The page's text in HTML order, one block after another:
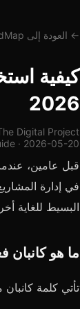
← العودة إلى SmallMindMap
كيفية
2026
Digital Project
· 2026-05-20
قبل عامين،
في إدارة
البسيط للغاية
ما هو كانبان
تأتي كلمة كانبان